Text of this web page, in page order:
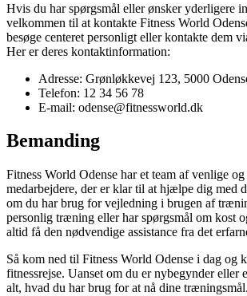
Hvis du har spørgsmål eller ønsker yderligere
velkommen til at kontakte Fitness World
besøge centeret personligt eller kontakte dem
Her er deres kontaktinformation:
Adresse: Grønløkkevej 123, 5000
Telefon: 12 34 56 78
E-mail: odense@fitnessworld.dk
Bemanding
Fitness World Odense har et team af venlige
medarbejdere, der er klar til at hjælpe dig med
om du har brug for vejledning i brugen af
personlig træning eller har spørgsmål om kost
altid få den nødvendige assistance fra det
Så kom ned til Fitness World Odense i dag og
fitnessrejse. Uanset om du er nybegynder eller
alt, hvad du har brug for at nå dine træningsmål.